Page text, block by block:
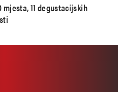
11 degustacijskih